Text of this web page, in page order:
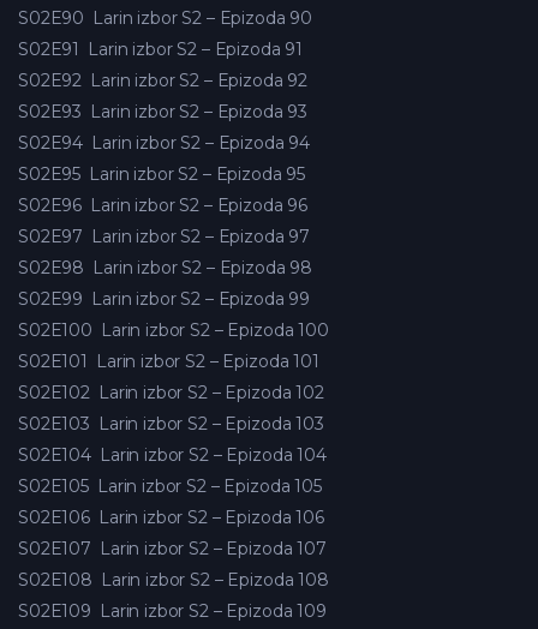
S02E90 Larin izbor S2 – Epizoda 90
S02E91
Larin izbor S2 – Epizoda 91
S02E92 Larin izbor S2 – Epizoda 92
S02E93 Larin izbor S2 – Epizoda 93
S02E94 Larin izbor S2 – Epizoda 94
S02E95 Larin izbor S2 – Epizoda 95
S02E96 Larin izbor S2 – Epizoda 96
S02E97 Larin izbor S2 – Epizoda 97
S02E98 Larin izbor S2 – Epizoda 98
S02E99 Larin izbor S2 – Epizoda 99
S02E100 Larin izbor S2 – Epizoda 100
S02E101
Larin izbor S2 – Epizoda 101
S02E102 Larin izbor S2 – Epizoda 102
S02E103 Larin izbor S2 – Epizoda 103
S02E104 Larin izbor S2 – Epizoda 104
S02E105 Larin izbor S2 – Epizoda 105
S02E106 Larin izbor S2 – Epizoda 106
S02E107 Larin izbor S2 – Epizoda 107
S02E108 Larin izbor S2 – Epizoda 108
S02E109 Larin izbor S2 – Epizoda 109